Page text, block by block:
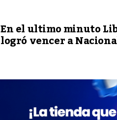
En el ultimo minuto
logró vencer a